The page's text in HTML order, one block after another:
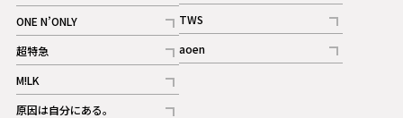
記事
ONE N’ONLY
記事
超特急
記事
M!LK
記事
原因は自分にある。
記事
TWS
記事
aoen
記事